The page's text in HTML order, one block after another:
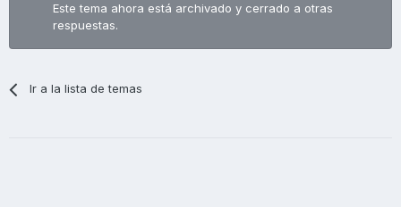
Este tema ahora está archivado y cerrado a otras
respuestas.
Ir a la lista de temas